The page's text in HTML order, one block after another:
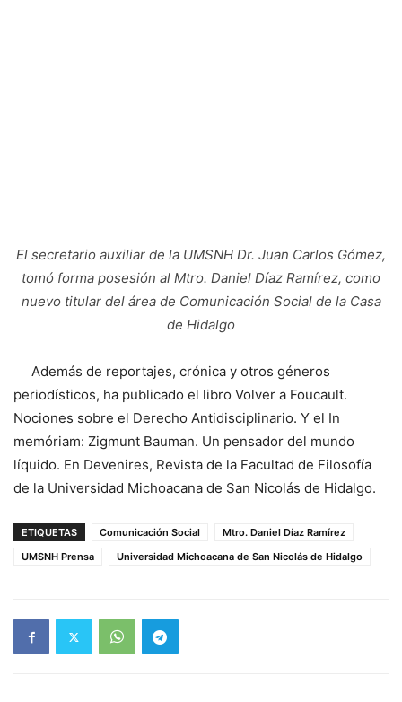
El secretario auxiliar de la UMSNH Dr. Juan Carlos Gómez,
tomó forma posesión al Mtro. Daniel Díaz Ramírez, como
nuevo titular del área de Comunicación Social de la Casa
de Hidalgo
Además de reportajes, crónica y otros géneros
periodísticos, ha publicado el libro Volver a Foucault.
Nociones sobre el Derecho Antidisciplinario. Y el In
memóriam: Zigmunt Bauman. Un pensador del mundo
líquido. En Devenires, Revista de la Facultad de Filosofía
de la Universidad Michoacana de San Nicolás de Hidalgo.
ETIQUETAS Comunicación Social
Mtro. Daniel Díaz Ramírez
UMSNH Prensa
Universidad Michoacana de San Nicolás de Hidalgo